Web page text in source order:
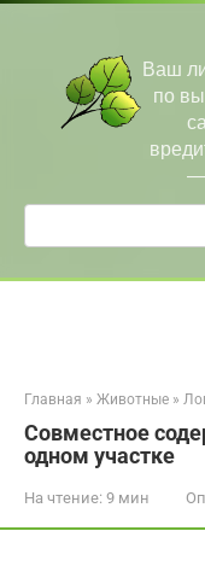
Перейти
Ваш
по
—
Поиск:
Главная » Животные »
Совместное
одном участке
На чтение: 9 мин